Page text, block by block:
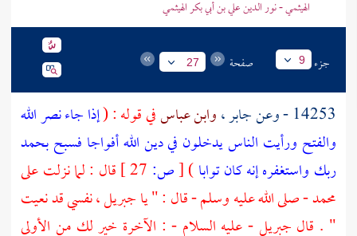
الهيثمي - نور الدين علي بن أبي بكر الهيثمي
جزء 9 صفحة 27
14253 - وعن جابر،وابن عباسفي قوله : (إذا جاء نصر الله
والفتح ورأيت الناس يدخلون في دين الله أفواجا فسبح بحمد
ربك واستغفرهإنه كان توابا)
[ص:
قال : لما نزلت على
محمد- صلى الله عليه وسلم - قال : " ياجبريل، نفسي قد نعيت
" . قال جبريل- عليه السلام - : الآخرة خير لك من الأولى